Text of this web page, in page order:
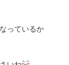
っているか